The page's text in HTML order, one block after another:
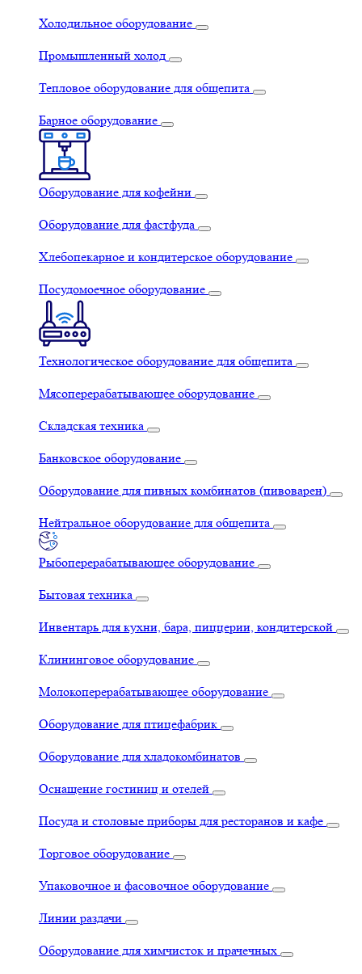
Холодильное оборудование
Промышленный холод
Тепловое оборудование для общепита
Барное оборудование
Оборудование для кофейни
Оборудование для фастфуда
Хлебопекарное и кондитерское оборудование
Посудомоечное оборудование
Технологическое оборудование для общепита
Мясоперерабатывающее оборудование
Складская техника
Банковское оборудование
Оборудование для пивных комбинатов (пивоварен)
Нейтральное оборудование для общепита
Рыбоперерабатывающее оборудование
Бытовая техника
Инвентарь для кухни, бара, пиццерии, кондитерской
Клининговое оборудование
Молокоперерабатывающее оборудование
Оборудование для птицефабрик
Оборудование для хладокомбинатов
Оснащение гостиниц и отелей
Посуда и столовые приборы для ресторанов и кафе
Торговое оборудование
Упаковочное и фасовочное оборудование
Линии раздачи
Оборудование для химчисток и прачечных